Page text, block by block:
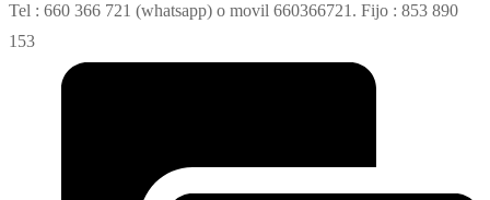
Tel : 660 366 721 (whatsapp) o movil 660366721. Fijo : 853 890
153